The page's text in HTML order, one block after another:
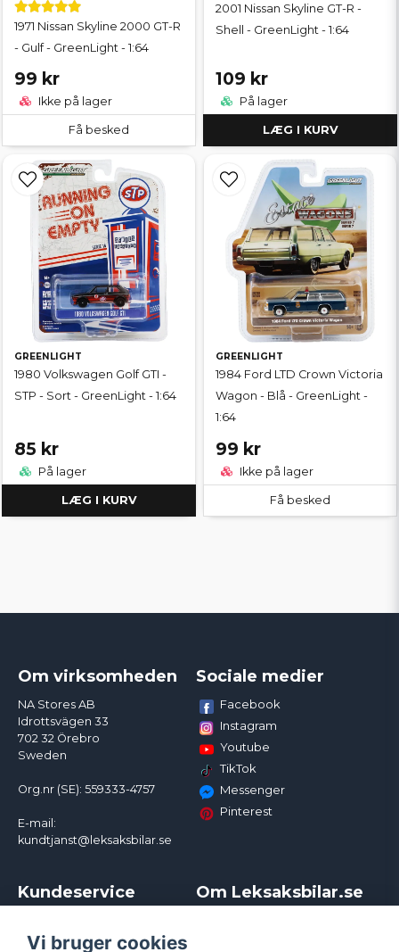
1971 Nissan Skyline 2000 GT-R
- Gulf - GreenLight - 1:64
99 kr
Ikke på lager
Få besked
2001 Nissan Skyline GT-R -
Shell - GreenLight - 1:64
109 kr
På lager
LÆG I KURV
GREENLIGHT
1980 Volkswagen Golf GTI -
STP - Sort - GreenLight - 1:64
85 kr
På lager
LÆG I KURV
GREENLIGHT
1984 Ford LTD Crown Victoria
Wagon - Blå - GreenLight -
1:64
99 kr
Ikke på lager
Få besked
Om virksomheden
NA Stores AB
Idrottsvägen 33
702 32 Örebro
Sweden
Org.nr (SE): 559333-4757
E-mail:
kundtjanst@leksaksbilar.se
Sociale medier
Facebook
Instagram
Youtube
TikTok
Messenger
Pinterest
Kundeservice
Kampagner og rabatter
Om Leksaksbilar.se
Vi bruger cookies